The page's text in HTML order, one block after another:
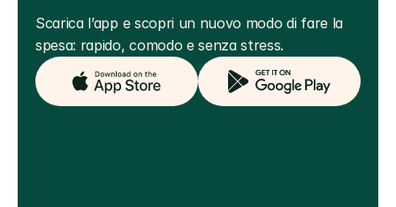
Scarica l’app e scopri un nuovo modo di fare la
spesa: rapido, comodo e senza stress.